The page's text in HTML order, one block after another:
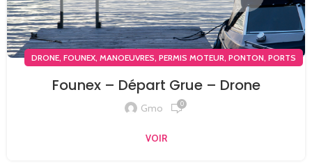
DRONE, FOUNEX, MANOEUVRES, PERMIS MOTEUR, PONTON, PORTS
Founex – Départ Grue – Drone
Gmo 0
VOIR